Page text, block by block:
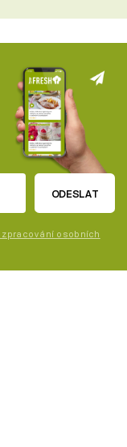
ODESLAT
osobních